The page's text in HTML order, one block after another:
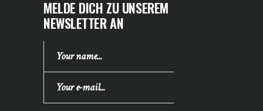
MELDE DICH ZU UNSEREM
NEWSLETTER AN